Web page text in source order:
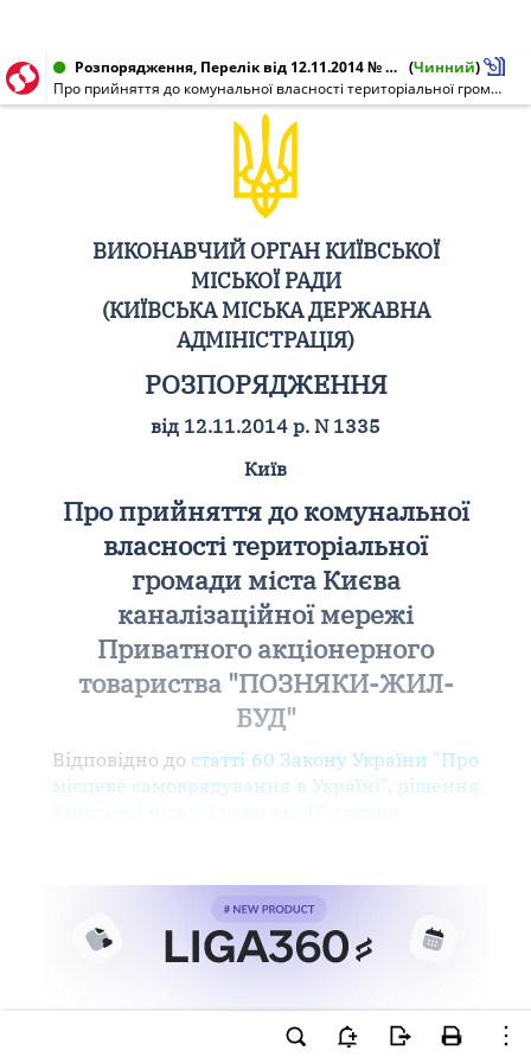
Розпорядження, Перелік від 12.11.2014 № 1335 (Чинний)
Про прийняття до комунальної власності територіальної громади міста Києва каналізаційної мережі Приватного акціонерного товариства "ПОЗНЯКИ-ЖИЛ-БУД"
ВИКОНАВЧИЙ ОРГАН КИЇВСЬКОЇ
МІСЬКОЇ РАДИ
(КИЇВСЬКА МІСЬКА ДЕРЖАВНА
АДМІНІСТРАЦІЯ)
РОЗПОРЯДЖЕННЯ
від 12.11.2014 р. N 1335
Київ
Про прийняття до комунальної
власності територіальної
громади міста Києва
каналізаційної мережі
Приватного акціонерного
товариства "ПОЗНЯКИ-ЖИЛ-
БУД"
Відповідно до статті 60 Закону України "Про
місцеве самоврядування в Україні", рішення